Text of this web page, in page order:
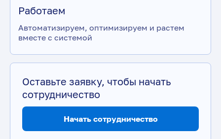
Работаем
Автоматизируем, оптимизируем и растем
вместе с системой
Оставьте заявку, чтобы начать
сотрудничество
Начать сотрудничество